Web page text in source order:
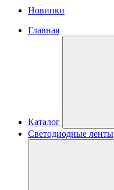
Новинки
Главная
Каталог
Светодиодные ленты